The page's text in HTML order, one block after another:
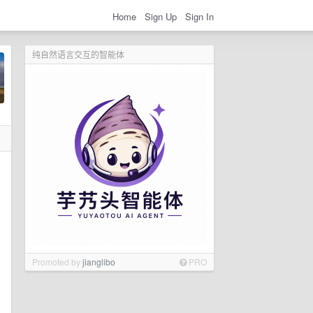
Home Sign Up Sign In
纯自然语言交互的智能体
Promoted byjianglibo PRO